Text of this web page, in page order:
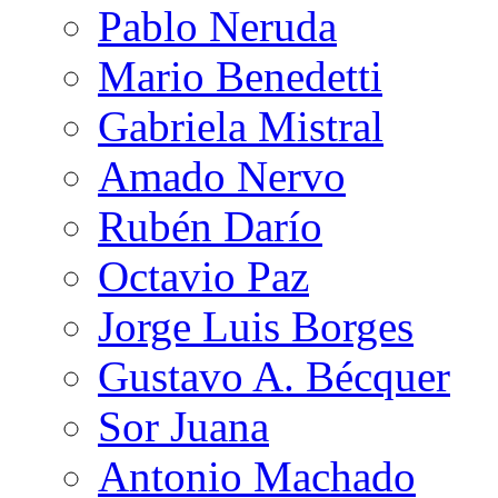
Pablo Neruda
Mario Benedetti
Gabriela Mistral
Amado Nervo
Rubén Darío
Octavio Paz
Jorge Luis Borges
Gustavo A. Bécquer
Sor Juana
Antonio Machado